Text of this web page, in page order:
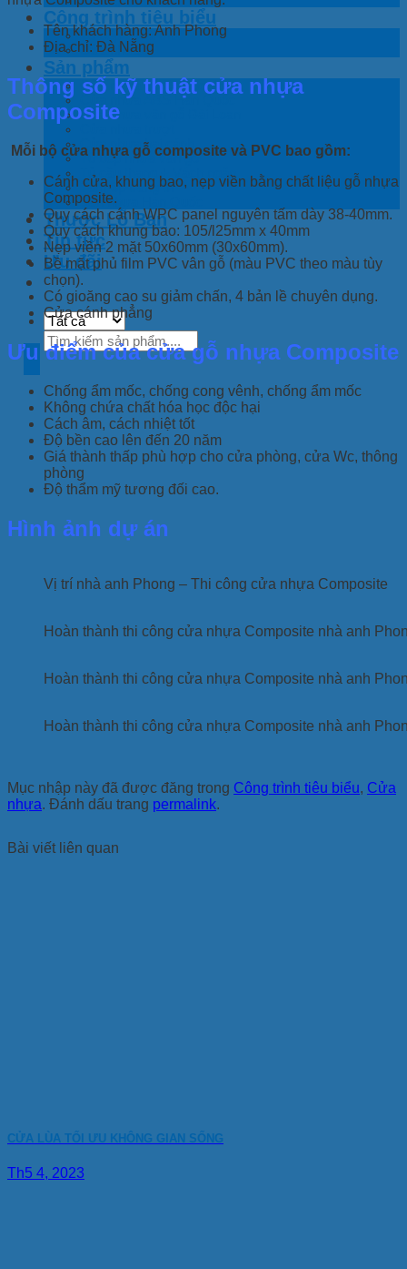
Công trình tiêu biểu
Tủ bếp – Nội thất
Cửa nhựa
Sản phẩm
Cửa nhựa gỗ Composite
Cửa nhựa ABS Hàn Quốc
Cửa nhựa vân gỗ Đài Loan
Cửa nhựa hai cánh
Tủ bếp nhựa vân gỗ
Tủ cầu thang + Vách ngăn
Tấm ốp trang trí
Sàn nhựa Hàn Quốc
Thước Lỗ Ban
Tin tức
Ưu đãi
Tìm
kiếm:
Tên khách hàng: Anh Phong
Địa chỉ: Đà Nẵng
Thông số kỹ thuật cửa nhựa
Composite
Mỗi bộ cửa nhựa gỗ composite và PVC bao gồm:
Cánh cửa, khung bao, nẹp viền bằng chất liệu gỗ nhựa
Composite.
Quy cách cánh WPC panel nguyên tấm dày 38-40mm.
Quy cách khung bao: 105/l25mm x 40mm
Nẹp viền 2 mặt 50x60mm (30x60mm).
Bề mặt phủ film PVC vân gỗ (màu PVC theo màu tùy
chọn).
Có gioăng cao su giảm chấn, 4 bản lề chuyên dụng.
Cửa cánh phẳng
Ưu điểm của cửa gỗ nhựa Composite
Chống ẩm mốc, chống cong vênh, chống ẩm mốc
Không chứa chất hóa học độc hại
Cách âm, cách nhiệt tốt
Độ bền cao lên đến 20 năm
Giá thành thấp phù hợp cho cửa phòng, cửa Wc, thông
phòng
Độ thẩm mỹ tương đối cao.
Hình ảnh dự án
Vị trí nhà anh Phong – Thi công cửa nhựa Composite
Hoàn thành thi công cửa nhựa Composite nhà anh
Hoàn thành thi công cửa nhựa Composite nhà anh
Hoàn thành thi công cửa nhựa Composite nhà anh
Mục nhập này đã được đăng trong Công trình tiêu biểu, Cửa
nhựa. Đánh dấu trang permalink.
Bài viết liên quan
CỬA LÙA TỐI ƯU KHÔNG GIAN SỐNG
Th5 4, 2023